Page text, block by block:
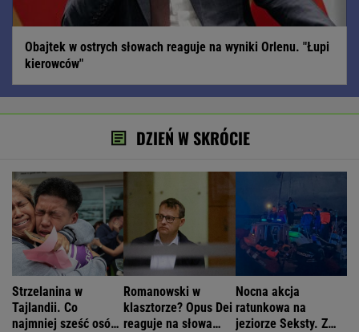
Obajtek w ostrych słowach reaguje na wyniki Orlenu. "Łupi
kierowców"
DZIEŃ W SKRÓCIE
Strzelanina w
Tajlandii. Co
najmniej sześć osób
Romanowski w
klasztorze? Opus Dei
reaguje na słowa
Nocna akcja
ratunkowa na
jeziorze Seksty. Z